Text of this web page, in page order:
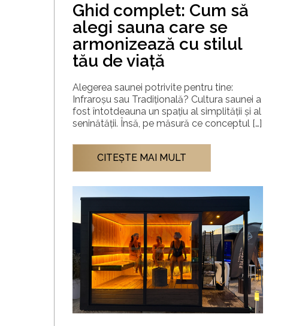
Ghid complet: Cum să
alegi sauna care se
armonizează cu stilul
tău de viață
Alegerea saunei potrivite pentru tine:
Infraroșu sau Tradițională? Cultura saunei a
fost întotdeauna un spațiu al simplității și al
seninătății. Însă, pe măsură ce conceptul […]
CITEŞTE MAI MULT